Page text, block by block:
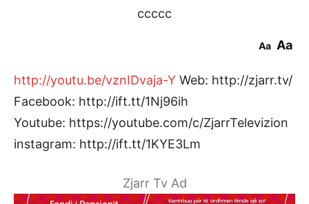
ccccc
Aa Aa
http://youtu.be/vznIDvaja-Y Web: http://zjarr.tv/
Facebook: http://ift.tt/1Nj96ih
Youtube: https://youtube.com/c/ZjarrTelevizion
instagram: http://ift.tt/1KYE3Lm
Zjarr Tv Ad